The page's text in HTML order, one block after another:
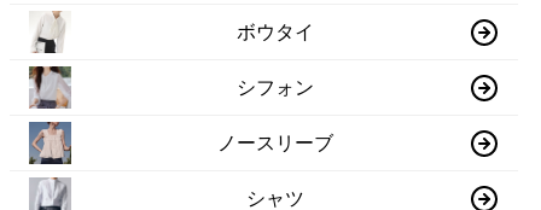
ボウタイ
シフォン
ノースリーブ
シャツ